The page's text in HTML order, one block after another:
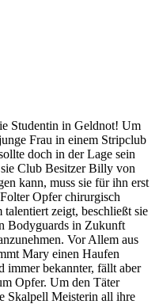
Studentin in Geldnot! Um
Frau in einem Stripclub
doch in der Lage sein
Club Besitzer Billy von
kann, muss sie für ihn erst
Opfer chirurgisch
talentiert zeigt, beschließt sie
Bodyguards in Zukunft
Vor Allem aus
Mary einen Haufen
bekannter, fällt aber
Opfer. Um den Täter
Skalpell Meisterin all ihre